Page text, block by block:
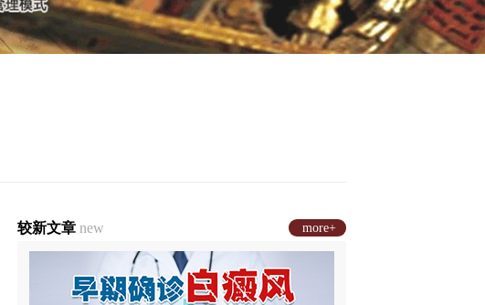
较新文章 new more+